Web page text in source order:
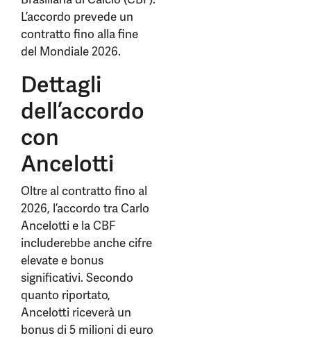
L’accordo prevede un
contratto fino alla fine
del Mondiale 2026.
Dettagli
dell’accordo
con
Ancelotti
Oltre al contratto fino al
2026, l’accordo tra Carlo
Ancelotti e la CBF
includerebbe anche cifre
elevate e bonus
significativi. Secondo
quanto riportato,
Ancelotti riceverà un
bonus di 5 milioni di euro